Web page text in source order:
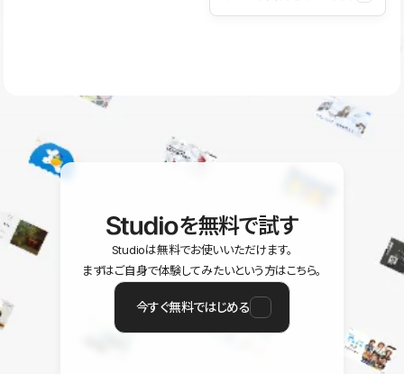
ユーザー同士で質問・相談できるコミュニティもご利用ください。
を無料で試す
Studioは無料でお使いいただけます。
まずはご自身で体験してみたいという方はこちら。
今すぐ無料ではじめる